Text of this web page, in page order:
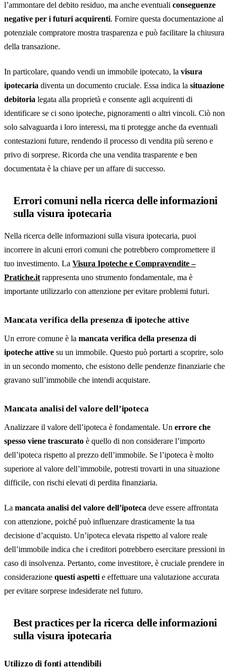
l’ammontare del debito residuo, ma anche eventuali conseguenze
negative per i futuri acquirenti. Fornire questa documentazione al
potenziale compratore mostra trasparenza e può facilitare la chiusura
della transazione.
In particolare, quando vendi un immobile ipotecato, la visura
ipotecaria diventa un documento cruciale. Essa indica la situazione
debitoria legata alla proprietà e consente agli acquirenti di
identificare se ci sono ipoteche, pignoramenti o altri vincoli. Ciò non
solo salvaguarda i loro interessi, ma ti protegge anche da eventuali
contestazioni future, rendendo il processo di vendita più sereno e
privo di sorprese. Ricorda che una vendita trasparente e ben
documentata è la chiave per un affare di successo.
Errori comuni nella ricerca delle informazioni
sulla visura ipotecaria
Nella ricerca delle informazioni sulla visura ipotecaria, puoi
incorrere in alcuni errori comuni che potrebbero compromettere il
tuo investimento. La Visura Ipoteche e Compravendite –
Pratiche.it rappresenta uno strumento fondamentale, ma è
importante utilizzarlo con attenzione per evitare problemi futuri.
Mancata verifica della presenza di ipoteche attive
Un errore comune è la mancata verifica della presenza di
ipoteche attive su un immobile. Questo può portarti a scoprire, solo
in un secondo momento, che esistono delle pendenze finanziarie che
gravano sull’immobile che intendi acquistare.
Mancata analisi del valore dell’ipoteca
Analizzare il valore dell’ipoteca è fondamentale. Un errore che
spesso viene trascurato è quello di non considerare l’importo
dell’ipoteca rispetto al prezzo dell’immobile. Se l’ipoteca è molto
superiore al valore dell’immobile, potresti trovarti in una situazione
difficile, con rischi elevati di perdita finanziaria.
La mancata analisi del valore dell’ipoteca deve essere affrontata
con attenzione, poiché può influenzare drasticamente la tua
decisione d’acquisto. Un’ipoteca elevata rispetto al valore reale
dell’immobile indica che i creditori potrebbero esercitare pressioni in
caso di insolvenza. Pertanto, come investitore, è cruciale prendere in
considerazione questi aspetti e effettuare una valutazione accurata
per evitare sorprese indesiderate nel futuro.
Best practices per la ricerca delle informazioni
sulla visura ipotecaria
Utilizzo di fonti attendibili